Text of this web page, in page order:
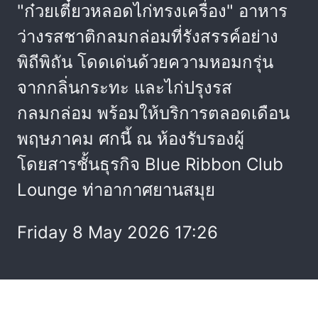
"ก๋วยเตี๋ยวหลอดไก่ทรงเครื่อง" อาหาร
ว่างรสชาติกลมกล่อมที่รังสรรค์อย่าง
พิถีพิถัน โดดเด่นด้วยความหอมกรุ่น
จากกลิ่นกระทะ และไก่ปรุงรส
กลมกล่อม พร้อมให้บริการตลอดเดือน
พฤษภาคม ศกนี้ ณ ห้องรับรองผู้
โดยสารชั้นธุรกิจ Blue Ribbon Club
Lounge ท่าอากาศยานสมุย
Friday 8 May 2026 17:26